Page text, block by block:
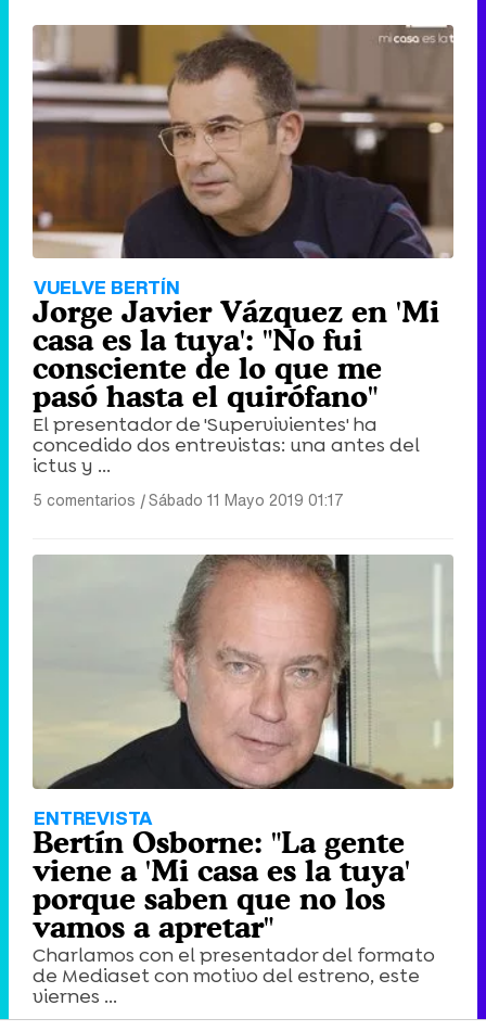
VUELVE BERTÍN
Jorge Javier Vázquez en 'Mi
casa es la tuya': "No fui
consciente de lo que me
pasó hasta el quirófano"
El presentador de 'Supervivientes' ha
concedido dos entrevistas: una antes del
ictus y ...
5 comentarios |Sábado 11 Mayo 2019 01:17
ENTREVISTA
Bertín Osborne: "La gente
viene a 'Mi casa es la tuya'
porque saben que no los
vamos a apretar"
Charlamos con el presentador del formato
de Mediaset con motivo del estreno, este
viernes ...